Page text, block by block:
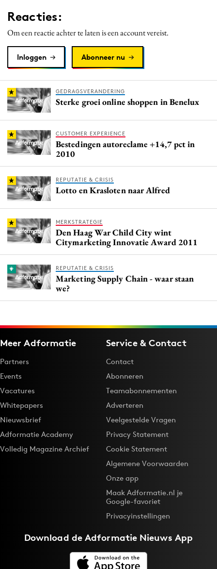
Reacties:
Om een reactie achter te laten is een account vereist.
Inloggen Abonneer nu
GEDRAGSVERANDERING
Sterke groei online shoppen in Benelux
CUSTOMER EXPERIENCE
Bestedingen autoreclame +14,7 pct in
2010
REPUTATIE & CRISIS
Lotto en Krasloten naar Alfred
MERKSTRATEGIE
Den Haag War Child City wint
Citymarketing Innovatie Award 2011
REPUTATIE & CRISIS
Marketing Supply Chain - waar staan
we?
Meer Adformatie
Partners
Events
Vacatures
Whitepapers
Nieuwsbrief
Adformatie Academy
Volledig Magazine Archief
Service & Contact
Contact
Abonneren
Teamabonnementen
Adverteren
Veelgestelde Vragen
Privacy Statement
Cookie Statement
Algemene Voorwaarden
Onze app
Maak Adformatie.nl je
Google-favoriet
Privacyinstellingen
Download deAdformatie Nieuws App